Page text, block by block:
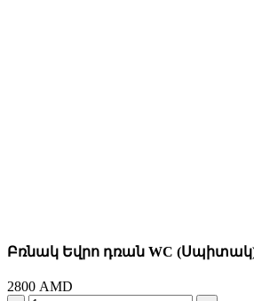
Բռնակ Եվրո դռան WC (Սպիտակ)
2800 AMD